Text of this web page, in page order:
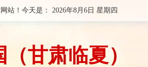
站！今天是： 2026年8月6日 星期四
甘肃临夏）